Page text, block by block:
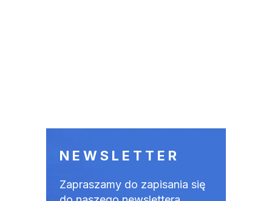
NEWSLETTER
Zapraszamy do zapisania się